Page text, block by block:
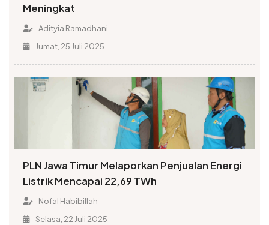
Meningkat
Adityia Ramadhani
Jumat, 25 Juli 2025
PLN Jawa Timur Melaporkan Penjualan Energi
Listrik Mencapai 22,69 TWh
Nofal Habibillah
Selasa, 22 Juli 2025